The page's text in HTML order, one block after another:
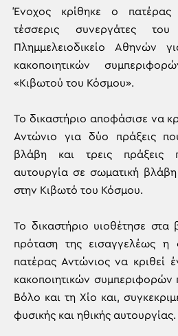
Ένοχος κρίθηκε ο πατέρας
τέσσερις συνεργάτες
Πλημμελειοδικείο Αθηνών
κακοποιητικών
«Κιβωτού του Κόσμου».
Το δικαστήριο αποφάσισε να
Αντώνιο για δύο πράξεις
βλάβη και τρεις πράξεις
αυτουργία σε σωματική
στην Κιβωτό του Κόσμου.
Το δικαστήριο υιοθέτησε στα
πρόταση της εισαγγελέως η
πατέρας Αντώνιος να κριθεί
κακοποιητικών
Βόλο και τη Χίο και,
φυσικής και ηθικής αυτουργίας.